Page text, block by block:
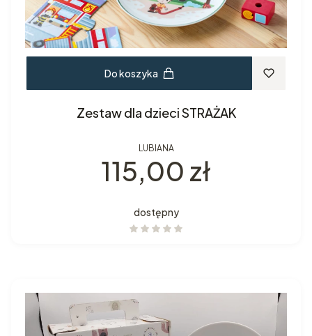
Do koszyka
Zestaw dla dzieci STRAŻAK
LUBIANA
Cena
115,00 zł
dostępny